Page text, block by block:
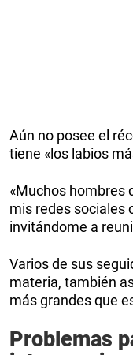
Aún no posee el
tiene «los labios
«Muchos hombres
mis redes sociales
invitándome a
Varios de sus
materia, también
más grandes que
Problemas